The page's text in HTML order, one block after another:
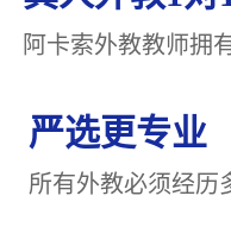
阿卡索外教教师
严选更专业
所有外教必须经